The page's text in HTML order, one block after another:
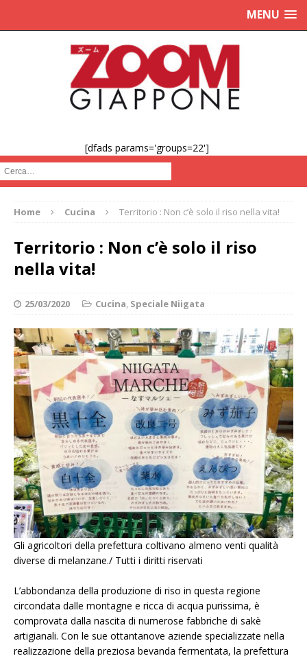
MENU
[dfads params='groups=22']
Cerca :
Home Cucina Territorio : Non c’è solo il riso nella vita!
Territorio : Non c’è solo il riso
nella vita!
25/03/2020 Cucina, Speciale Niigata
Gli agricoltori della prefettura coltivano almeno venti qualità
diverse di melanzane./ Tutti i diritti riservati
L’abbondanza della produzione di riso in questa regione
circondata dalle montagne e ricca di acqua purissima, è
comprovata dalla nascita di numerose fabbriche di sakè
artigianali. Con le sue ottantanove aziende specializzate nella
realizzazione della preziosa bevanda fermentata, la prefettura